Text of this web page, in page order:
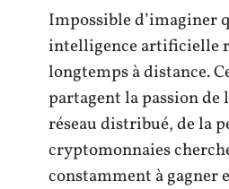
Impossible d’imaginer
intelligence artificielle
longtemps à distance.
partagent la passion de
réseau distribué, de la
cryptomonnaies
constamment à gagner